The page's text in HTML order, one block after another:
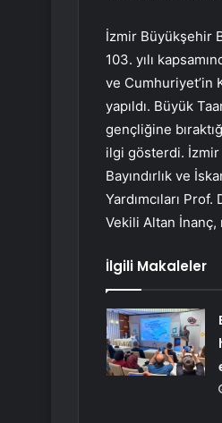
İzmir Büyükşehir
103. yılı
ve Cumhuriyet’in
yapıldı. Büyük
gençliğine
ilgi gösterdi. İzmir
Bayındırlık ve
Yardımcıları
Vekili Altan
İlgili Makaleler